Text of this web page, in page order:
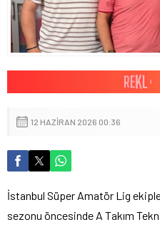
12 HAZIRAN 2026 00:36
İstanbul Süper Amatör Lig
sezonu öncesinde A Takım